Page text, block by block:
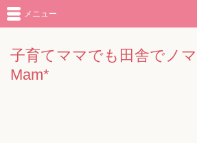
子育てママでも田舎でノ
Mam*
メニュー